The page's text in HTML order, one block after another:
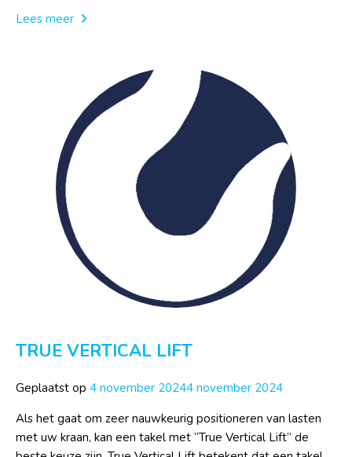
Lees meer
TRUE VERTICAL LIFT
Geplaatst op 4 november 20244 november 2024
Als het gaat om zeer nauwkeurig positioneren van lasten
met uw kraan, kan een takel met “True Vertical Lift” de